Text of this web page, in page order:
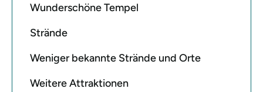
Wunderschöne Tempel
Strände
Weniger bekannte Strände und Orte
Weitere Attraktionen